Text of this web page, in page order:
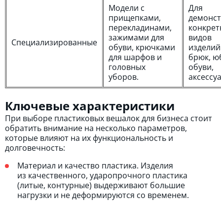
Специализированные
Модели с
прищепками,
перекладинами,
зажимами для
обуви, крючками
для шарфов и
головных
уборов.
Для
видов
брюк,
обуви,
Ключевые характеристики
При выборе пластиковых вешалок для бизнеса стоит
обратить внимание на несколько параметров,
которые влияют на их функциональность и
долговечность:
Материал и качество пластика. Изделия
из качественного, ударопрочного пластика
(литые, контурные) выдерживают большие
нагрузки и не деформируются со временем.